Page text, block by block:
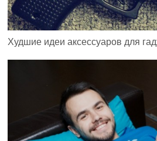
Худшие идеи аксессуаров для